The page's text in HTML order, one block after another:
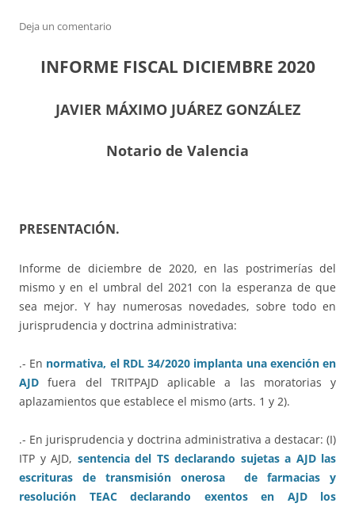
Deja un comentario
INFORME FISCAL DICIEMBRE 2020
JAVIER MÁXIMO JUÁREZ GONZÁLEZ
Notario de Valencia
PRESENTACIÓN.
Informe de diciembre de 2020, en las postrimerías del
mismo y en el umbral del 2021 con la esperanza de que
sea mejor. Y hay numerosas novedades, sobre todo en
jurisprudencia y doctrina administrativa:
.- En normativa, el RDL 34/2020 implanta una exención en
AJD fuera del TRITPAJD aplicable a las moratorias y
aplazamientos que establece el mismo (arts. 1 y 2).
.- En jurisprudencia y doctrina administrativa a destacar: (I)
ITP y AJD, sentencia del TS declarando sujetas a AJD las
escrituras de transmisión onerosa de farmacias
y
resolución TEAC declarando exentos en AJD los